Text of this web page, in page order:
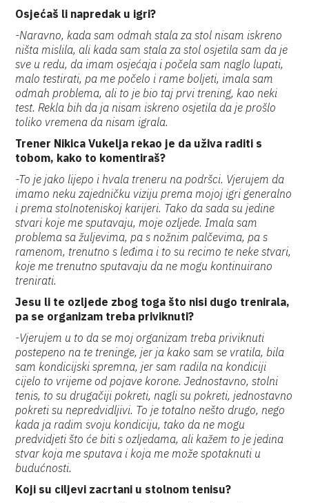
Osjećaš li napredak u igri?
-Naravno, kada sam odmah stala za stol nisam iskreno
ništa mislila, ali kada sam stala za stol osjetila sam da je
sve u redu, da imam osjećaja i počela sam naglo lupati,
malo testirati, pa me počelo i rame boljeti, imala sam
odmah problema, ali to je bio taj prvi trening, kao neki
test. Rekla bih da ja nisam iskreno osjetila da je prošlo
toliko vremena da nisam igrala.
Trener Nikica Vukelja rekao je da uživa raditi s
tobom, kako to komentiraš?
-To je jako lijepo i hvala treneru na podršci. Vjerujem da
imamo neku zajedničku viziju prema mojoj igri generalno
i prema stolnoteniskoj karijeri. Tako da sada su jedine
stvari koje me sputavaju, moje ozljede. Imala sam
problema sa žuljevima, pa s nožnim palčevima, pa s
ramenom, trenutno s leđima i to su recimo te neke stvari,
koje me trenutno sputavaju da ne mogu kontinuirano
trenirati.
Jesu li te ozljede zbog toga što nisi dugo trenirala,
pa se organizam treba priviknuti?
-Vjerujem u to da se moj organizam treba priviknuti
postepeno na te treninge, jer ja kako sam se vratila, bila
sam kondicijski spremna, jer sam radila na kondiciji
cijelo to vrijeme od pojave korone. Jednostavno, stolni
tenis, to su drugačiji pokreti, nagli su pokreti, jednostavno
pokreti su nepredvidljivi. To je totalno nešto drugo, nego
kada ja radim svoju kondiciju, tako da ne mogu
predvidjeti što će biti s ozljedama, ali kažem to je jedina
stvar koja me sputava i koja me može spotaknuti u
budućnosti.
Koji su ciljevi zacrtani u stolnom tenisu?